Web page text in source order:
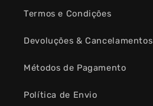
Termos e Condições
Devoluções & Cancelamentos
Métodos de Pagamento
Política de Envio